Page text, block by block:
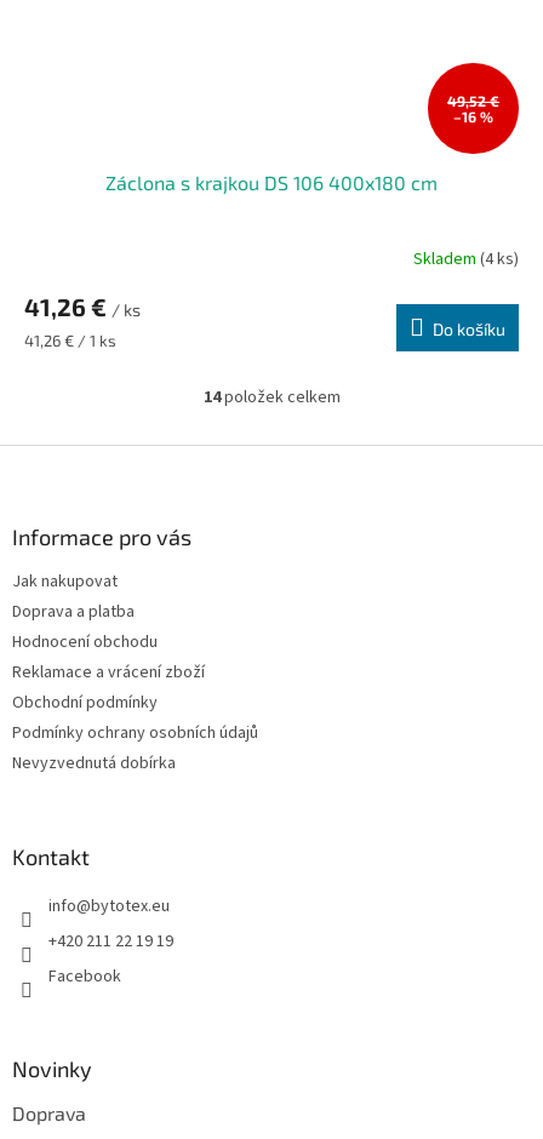
49,52 €
–16 %
Záclona s krajkou DS 106 400x180 cm
Skladem (4 ks)
41,26 € / ks
Měrná
41,26 € / 1 ks
Do košíku
O
l
14položek celkem
Informace pro vás
Jak nakupovat
Doprava a platba
Hodnocení obchodu
Reklamace a vrácení zboží
Obchodní podmínky
Podmínky ochrany osobních údajů
Nevyzvednutá dobírka
Kontakt
info@bytotex.eu
+420 211 22 19 19
Facebook
Novinky
Doprava